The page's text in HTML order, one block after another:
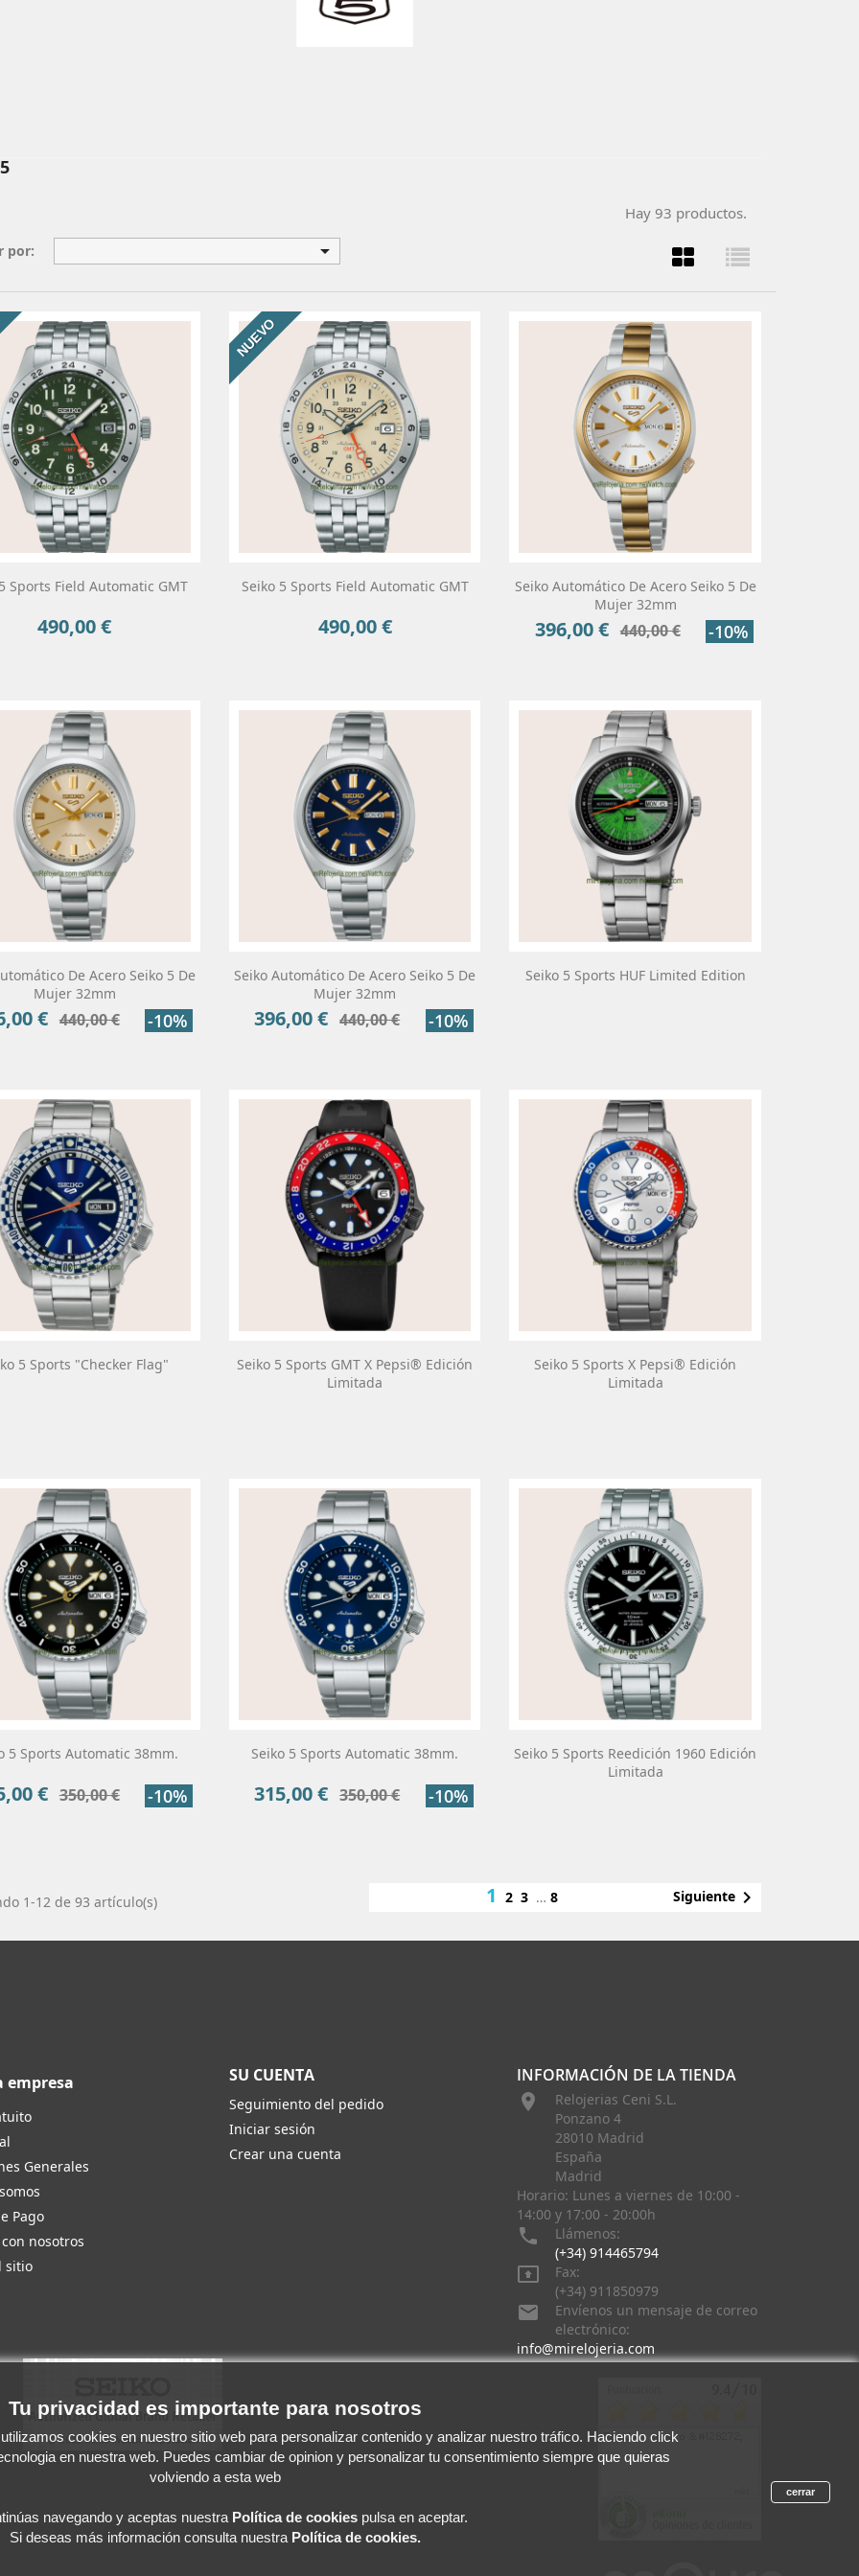
Hay 93 productos.
por: 
Sports Field Automatic GMT
Precio
490,00 €
Seiko 5 Sports Field Automatic GMT
Precio
490,00 €
NUEVO
Seiko Automático De Acero Seiko 5 De
Mujer 32mm
Precio
396,00 € Precio
440,00 € -10%
De Acero Seiko 5 De
Mujer 32mm
€ Precio
440,00 € -10%
Seiko Automático De Acero Seiko 5 De
Mujer 32mm
Precio
396,00 € Precio
440,00 € -10%
Seiko 5 Sports HUF Limited Edition
5 Sports "Checker Flag"
Seiko 5 Sports GMT X Pepsi® Edición
Limitada
Seiko 5 Sports X Pepsi® Edición
Limitada
5 Sports Automatic 38mm.
€ Precio
350,00 € -10%
Seiko 5 Sports Automatic 38mm.
Precio
315,00 € Precio
350,00 € -10%
Seiko 5 Sports Reedición 1960 Edición
Limitada
1-12 de 93 artículo(s) 1 2 3 … 8 Siguiente
empresa
Generales
Pago
nosotros
sitio
SU CUENTA
Seguimiento del pedido
Iniciar sesión
Crear una cuenta
INFORMACIÓN DE LA TIENDA

Relojerias Ceni S.L.
Ponzano 4
28010 Madrid
España
Madrid
Horario: Lunes a viernes de 10:00 -
14:00 y 17:00 - 20:00h

Llámenos:
(+34) 914465794

Fax:
(+34) 911850979

Envíenos un mensaje de correo
electrónico:
info@mirelojeria.com
Tu privacidad es importante para nosotros
cookies en nuestro sitio web para personalizar contenido y analizar nuestro tráfico. Haciendo click
en nuestra web. Puedes cambiar de opinion y personalizar tu consentimiento siempre que quieras
volviendo a esta web
navegando y aceptas nuestra Política de cookiespulsa en aceptar.
Si deseas más información consulta nuestra Política de cookies.
cerrar